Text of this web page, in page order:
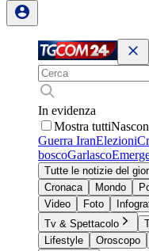
In evidenza
Mostra tutti
Guerra IranElezioni
boscoGarlasco
Tutte le notizie del
Cronaca
Mondo
Video
Foto
Tv & Spettacolo
Lifestyle
Oroscopo